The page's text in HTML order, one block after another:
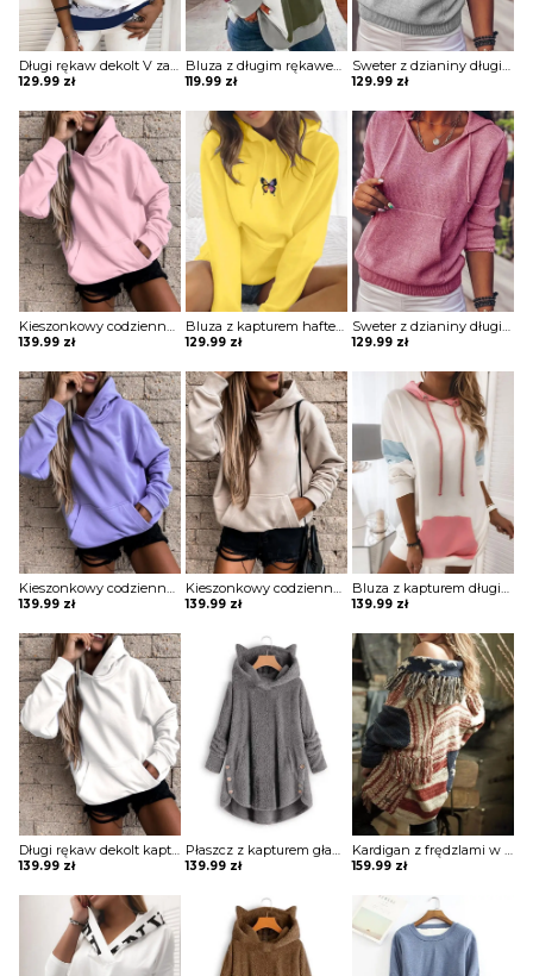
129.99 zł
Bluza z długim rękawem colorblock Boyanka
119.99 zł 129.99 zł
Kieszonkowy codzienny top z kapturem bluza Anthe
139.99 zł
Bluza z kapturem haftem motylkowym Sinica
129.99 zł
Sweter z dzianiny długim rękawem i kieszeniami Bedrije
129.99 zł
Kieszonkowy codzienny top z kapturem bluza Anthe
139.99 zł
Kieszonkowy codzienny top z kapturem bluza Anthe
139.99 zł
Bluza z kapturem długim rękawem sukienka Marje
139.99 zł
Długi rękaw dekolt kaptur jednolita casual ściągacz kangurka kieszeń luźna na co dzień bluza Delila
139.99 zł
Płaszcz z kapturem gładkimi guzikami kurtka Fennie
139.99 zł
Kardigan z frędzlami w kolorowe bloki paski sweter Kellia
159.99 zł